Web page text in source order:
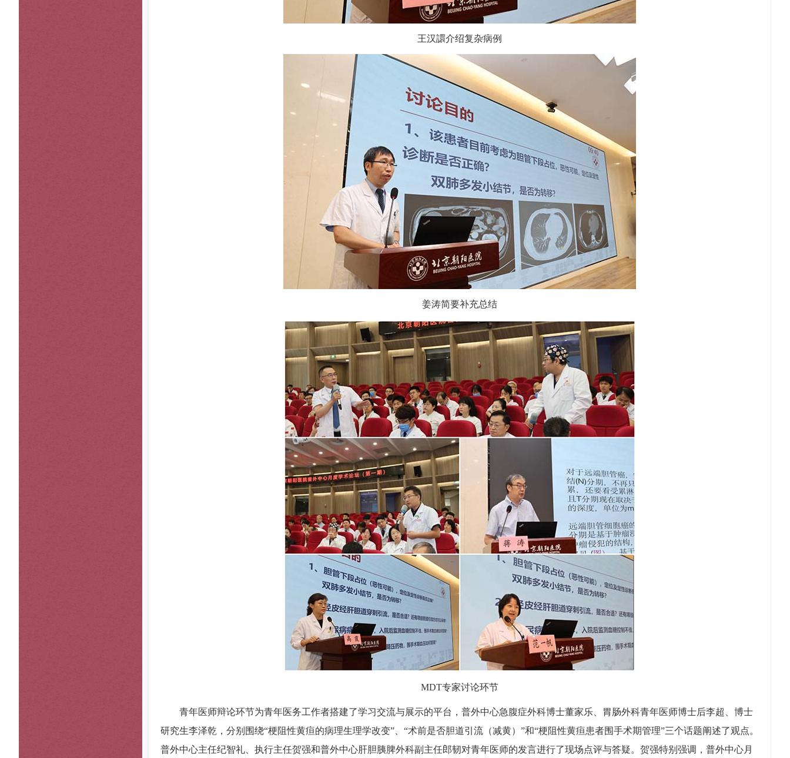
王汉譞介绍复杂病例
姜涛简要补充总结
MDT专家讨论环节
青年医师辩论环节为青年医务工作者搭建了学习交流与展示的平台，普外中心急腹症外科博士董家乐、胃肠外科青年医师博士后李超、博士
研究生李泽乾，分别围绕“梗阻性黄疸的病理生理学改变”、“术前是否胆道引流（减黄）”和“梗阻性黄疸患者围手术期管理”三个话题阐述了观点。
普外中心主任纪智礼、执行主任贺强和普外中心肝胆胰脾外科副主任郎韧对青年医师的发言进行了现场点评与答疑。贺强特别强调，普外中心月